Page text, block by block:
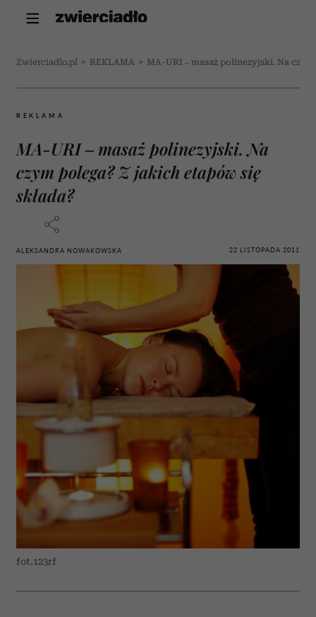
Zwierciadlo.pl > REKLAMA > MA-URI – masaż polinezyjski. Na
REKLAMA
MA-URI – masaż polinezyjski. Na
czym polega? Z jakich etapów się
składa?
ALEKSANDRA NOWAKOWSKA 22 LISTOPADA 2011
fot.123rf